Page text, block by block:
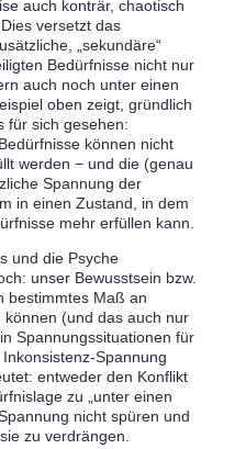
auch konträr, chaotisch
versetzt das
„sekundäre“
Bedürfnisse nicht nur
auch noch unter einen
oben zeigt, gründlich
für sich gesehen:
können nicht
werden − und die (genau
Spannung der
in einen Zustand, in dem
mehr erfüllen kann.
und die Psyche
unser Bewusstsein bzw.
bestimmtes Maß an
(und das auch nur
Spannungssituationen für
Spannung
entweder den Konflikt
zu „unter einen
nicht spüren und
zu verdrängen.